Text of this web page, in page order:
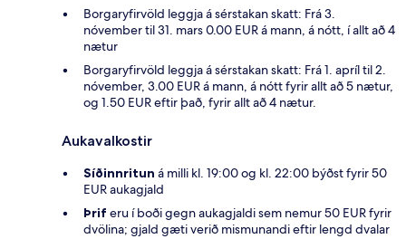
Borgaryfirvöld leggja á sérstakan skatt: Frá 3.
nóvember til 31. mars 0.00 EUR á mann, á nótt, í allt að 4
nætur
Borgaryfirvöld leggja á sérstakan skatt: Frá 1. apríl til 2.
nóvember, 3.00 EUR á mann, á nótt fyrir allt að 5 nætur,
og 1.50 EUR eftir það, fyrir allt að 4 nætur.
Aukavalkostir
Síðinnritun á milli kl. 19:00 og kl. 22:00 býðst fyrir 50
EUR aukagjald
Þrif eru í boði gegn aukagjaldi sem nemur 50 EUR fyrir
dvölina; gjald gæti verið mismunandi eftir lengd dvalar